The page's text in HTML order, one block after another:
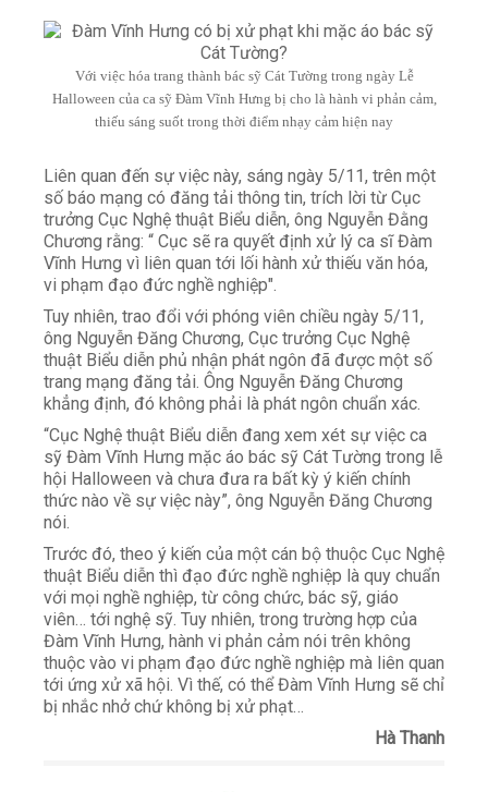
Với việc hóa trang thành bác sỹ Cát Tường trong ngày Lễ
Halloween của ca sỹ Đàm Vĩnh Hưng bị cho là hành vi phản cảm,
thiếu sáng suốt trong thời điểm nhạy cảm hiện nay
Liên quan đến sự việc này, sáng ngày 5/11, trên một
số báo mạng có đăng tải thông tin, trích lời từ Cục
trưởng Cục Nghệ thuật Biểu diễn, ông Nguyễn Đằng
Chương rằng: “ Cục sẽ ra quyết định xử lý ca sĩ Đàm
Vĩnh Hưng vì liên quan tới lối hành xử thiếu văn hóa,
vi phạm đạo đức nghề nghiệp".
Tuy nhiên, trao đổi với phóng viên chiều ngày 5/11,
ông Nguyễn Đăng Chương, Cục trưởng Cục Nghệ
thuật Biểu diễn phủ nhận phát ngôn đã được một số
trang mạng đăng tải. Ông Nguyễn Đăng Chương
khẳng định, đó không phải là phát ngôn chuẩn xác.
“Cục Nghệ thuật Biểu diễn đang xem xét sự việc ca
sỹ Đàm Vĩnh Hưng mặc áo bác sỹ Cát Tường trong lễ
hội Halloween và chưa đưa ra bất kỳ ý kiến chính
thức nào về sự việc này”, ông Nguyễn Đăng Chương
nói.
Trước đó, theo ý kiến của một cán bộ thuộc Cục Nghệ
thuật Biểu diễn thì đạo đức nghề nghiệp là quy chuẩn
với mọi nghề nghiệp, từ công chức, bác sỹ, giáo
viên… tới nghệ sỹ. Tuy nhiên, trong trường hợp của
Đàm Vĩnh Hưng, hành vi phản cảm nói trên không
thuộc vào vi phạm đạo đức nghề nghiệp mà liên quan
tới ứng xử xã hội. Vì thế, có thể Đàm Vĩnh Hưng sẽ chỉ
bị nhắc nhở chứ không bị xử phạt…
Hà Thanh